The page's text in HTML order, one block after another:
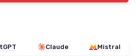
Claude Mistral